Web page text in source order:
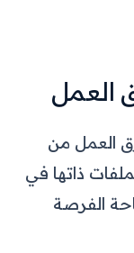
العمل من
ذاتها في
الفرصة